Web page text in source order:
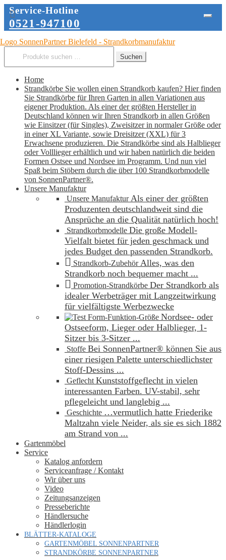
Service-Hotline
0521-947100
Zur
springen
Zum
springen
Suchen
Home
Strandkörbe Sie wollen einen Strandkorb kaufen? Hier finden
Sie Strandkörbe für Ihren Garten in allen Variationen aus
eigener Produktion. Als einer der größten Hersteller in
Deutschland können wir Ihren Strandkorb in allen Größen
wie Einsitzer (für Singles), Zweisitzer in normaler Größe oder
in einer XL Variante, sowie Dreisitzer (XXL) für 3
Erwachsene produzieren. Die Strandkörbe sind als Halblieger
oder Volllieger erhältlich und wir haben natürlich die beiden
Formen Ostsee und Nordsee im Programm. Und nun viel
Spaß beim Stöbern durch die über 100 Strandkorbmodelle
von SonnenPartner®.
Unsere Manufaktur
Unsere Manufaktur Als einer der größten
Produzenten deutschlandweit sind die
Ansprüche an die Qualität natürlich hoch!
Strandkorbmodelle Die große Modell-
Vielfalt bietet für jeden geschmack und
jedes Budget den passenden Strandkorb.
Strandkorb-Zubehör Alles, was den
Strandkorb noch bequemer macht ...
Promotion-Strandkörbe Der Strandkorb als
idealer Werbeträger mit Langzeitwirkung
für vielfältigste Werbezwecke
Form-Funktion-Größe Nordsee- oder
Ostseeform, Lieger oder Halblieger, 1-
Sitzer bis 3-Sitzer ...
Stoffe Bei SonnenPartner® können Sie aus
einer riesigen Palette unterschiedlichster
Stoff-Dessins ...
Geflecht Kunststoffgeflecht in vielen
interessanten Farben. UV-stabil, sehr
pflegeleicht und langlebig ...
Geschichte …vermutlich hatte Friederike
Maltzahn viele Neider, als sie es sich 1882
am Strand von ...
Gartenmöbel
Service
Katalog anfordern
Serviceanfrage / Kontakt
Wir über uns
Video
Zeitungsanzeigen
Presseberichte
Händlersuche
Händlerlogin
BLÄTTER-KATALOGE
GARTENMÖBEL SONNENPARTNER
STRANDKÖRBE SONNENPARTNER